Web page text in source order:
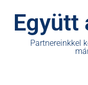
Együtt
Partnereinkkel